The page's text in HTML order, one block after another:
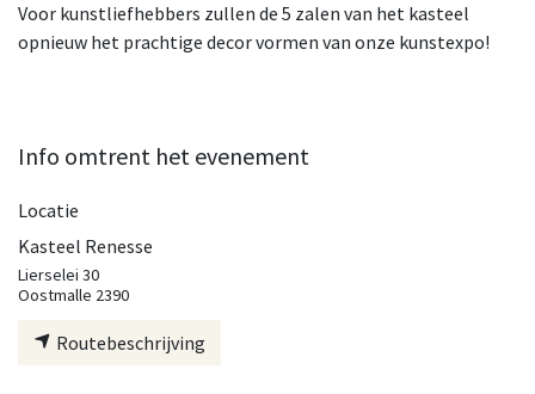
Voor kunstliefhebbers zullen de 5 zalen van het kasteel
opnieuw het prachtige decor vormen van onze kunstexpo!
Info omtrent het evenement
Locatie
Kasteel Renesse
Lierselei 30
Oostmalle 2390
Routebeschrijving